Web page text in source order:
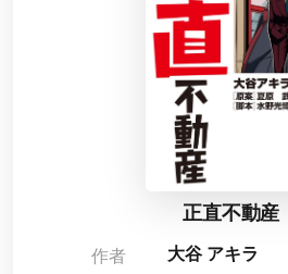
正直不動産
作者
大谷 アキラ